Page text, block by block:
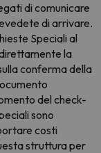
di comunicare
di arrivare.
Speciali al
la
conferma della
del check-
sono
costi
struttura per